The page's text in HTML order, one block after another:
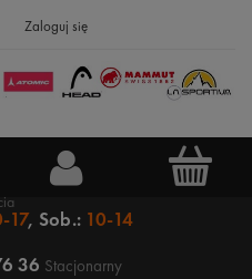
Zaloguj się
17, Sob.: 10-14
36 Stacjonarny